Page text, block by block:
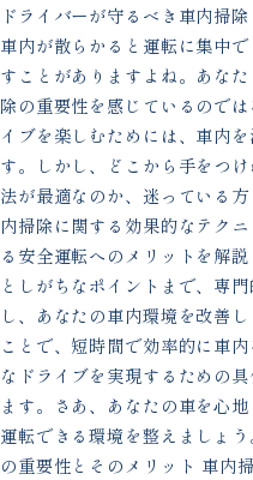
ドライバーが守るべき車内掃
車内が散らかると運転に集中
すことがありますよね。あな
除の重要性を感じているので
イブを楽しむためには、車内
す。しかし、どこから手をつ
法が最適なのか、迷っている
内掃除に関する効果的なテク
る安全運転へのメリットを解
としがちなポイントまで、専
し、あなたの車内環境を改善
ことで、短時間で効率的に車
なドライブを実現するための
ます。さあ、あなたの車を心
運転できる環境を整えましょ
の重要性とそのメリット 車内